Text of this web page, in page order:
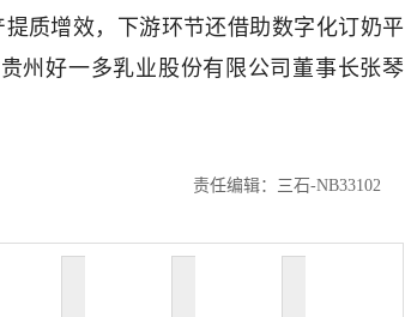
质增效，下游环节还借助数字化订奶平
州好一多乳业股份有限公司董事长张琴
责任编辑：三石-NB33102